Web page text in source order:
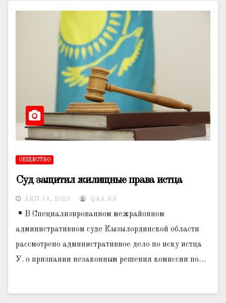
ОБЩЕСТВО
Суд защитил жилищные права истца
АҚП 14, 2026 QAA.KZ
В Специализированном межрайонном
административном суде Кызылординской области
рассмотрено административное дело по иску истца
У. о признании незаконным решения комиссии по…